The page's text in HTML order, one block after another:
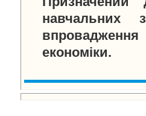
навчальних
впровадження
економіки.